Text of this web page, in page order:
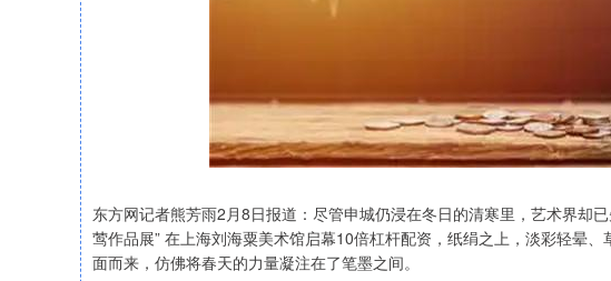
东方网记者熊芳雨2月8日报道：尽管申城仍浸在冬日的清寒里，艺术界
莺作品展” 在上海刘海粟美术馆启幕10倍杠杆配资，纸绢之上，淡彩轻晕
面而来，仿佛将春天的力量凝注在了笔墨之间。